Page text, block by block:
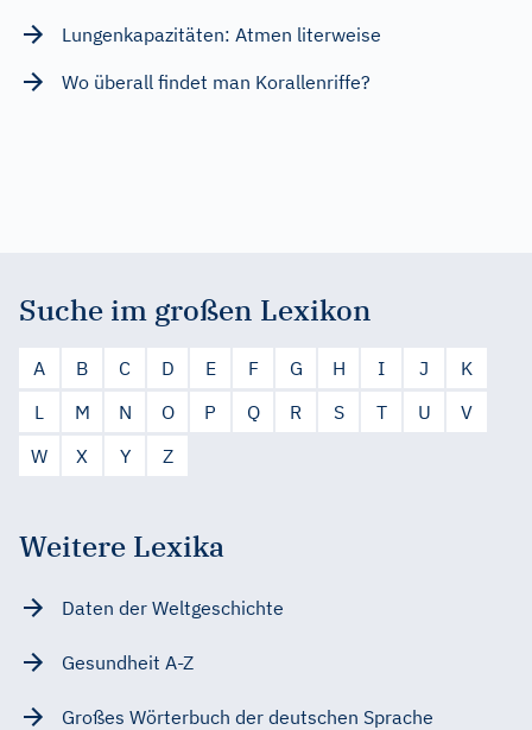
Lungenkapazitäten: Atmen literweise
Wo überall findet man Korallenriffe?
Suche im großen Lexikon
A B C D E F G H I J
K
L
M N O P Q R S T U
V
W
X Y Z
Weitere Lexika
Daten der Weltgeschichte
Gesundheit A-Z
Großes Wörterbuch der deutschen Sprache